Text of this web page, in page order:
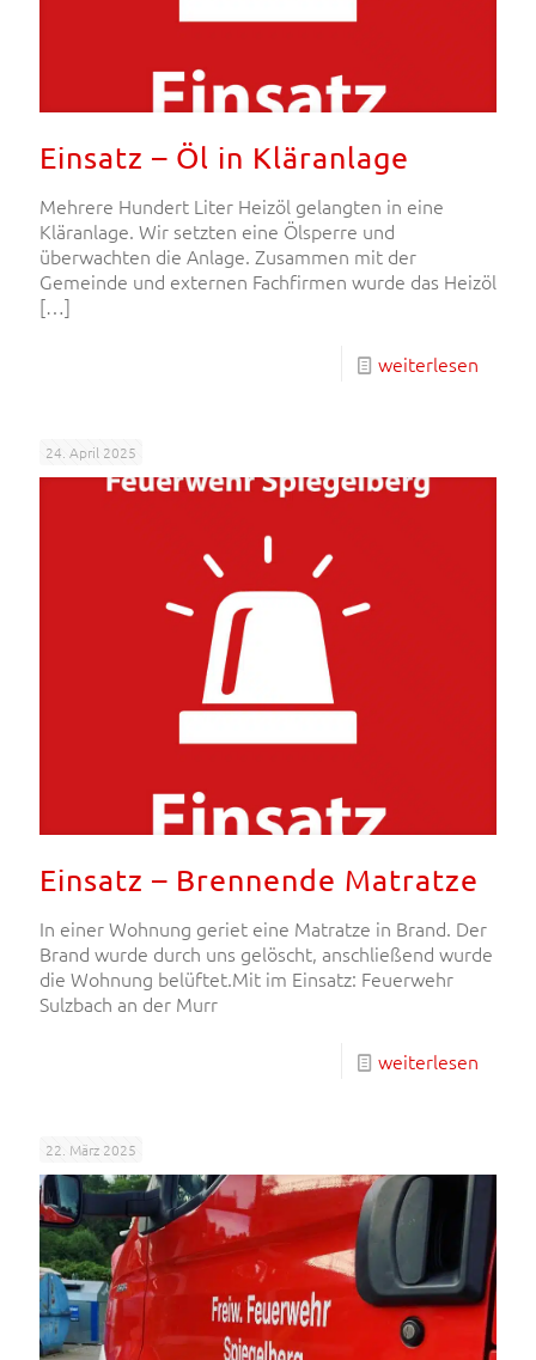
Einsatz – Öl in Kläranlage
Mehrere Hundert Liter Heizöl gelangten in eine
Kläranlage. Wir setzten eine Ölsperre und
überwachten die Anlage. Zusammen mit der
Gemeinde und externen Fachfirmen wurde das Heizöl
[…]
weiterlesen
24. April 2025
Einsatz – Brennende Matratze
In einer Wohnung geriet eine Matratze in Brand. Der
Brand wurde durch uns gelöscht, anschließend wurde
die Wohnung belüftet.Mit im Einsatz: Feuerwehr
Sulzbach an der Murr
weiterlesen
22. März 2025